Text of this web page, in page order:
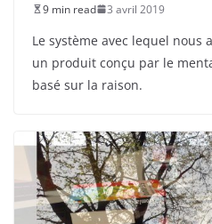
9 min read
3 avril 2019
Le système avec lequel nous
un produit conçu par le
basé sur la raison.